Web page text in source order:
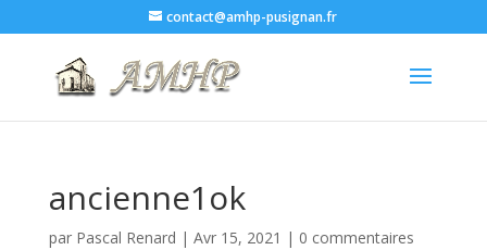
contact@amhp-pusignan.fr
ancienne1ok
par Pascal Renard | Avr 15, 2021 | 0 commentaires